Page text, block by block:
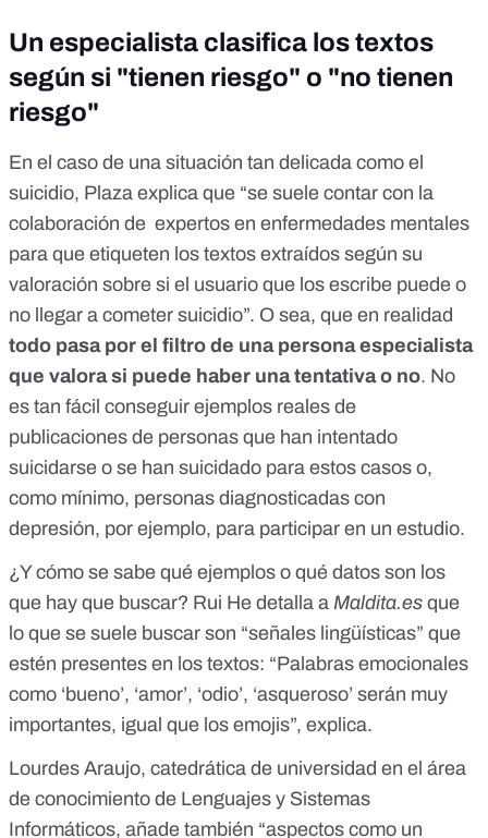
Un especialista clasifica los textos
según si "tienen riesgo" o "no tienen
riesgo"
En el caso de una situación tan delicada como el
suicidio, Plaza explica que “se suele contar con la
colaboración de expertos en enfermedades mentales
para que etiqueten los textos extraídos según su
valoración sobre si el usuario que los escribe puede o
no llegar a cometer suicidio”. O sea, que en realidad
todo pasa por el filtro de una persona especialista
que valora si puede haber una tentativa o no. No
es tan fácil conseguir ejemplos reales de
publicaciones de personas que han intentado
suicidarse o se han suicidado para estos casos o,
como mínimo, personas diagnosticadas con
depresión, por ejemplo, para participar en un estudio.
¿Y cómo se sabe qué ejemplos o qué datos son los
que hay que buscar? Rui He detalla a Maldita.es que
lo que se suele buscar son “señales lingüísticas” que
estén presentes en los textos: “Palabras emocionales
como ‘bueno’, ‘amor’, ‘odio’, ‘asqueroso’ serán muy
importantes, igual que los emojis”, explica.
Lourdes Araujo, catedrática de universidad en el área
de conocimiento de Lenguajes y Sistemas
Informáticos, añade también “aspectos como un